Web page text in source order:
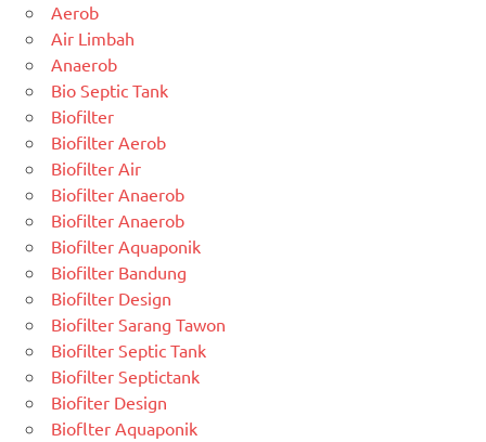
Aerob
Air Limbah
Anaerob
Bio Septic Tank
Biofilter
Biofilter Aerob
Biofilter Air
Biofilter Anaerob
Biofilter Anaerob
Biofilter Aquaponik
Biofilter Bandung
Biofilter Design
Biofilter Sarang Tawon
Biofilter Septic Tank
Biofilter Septictank
Biofiter Design
Bioflter Aquaponik